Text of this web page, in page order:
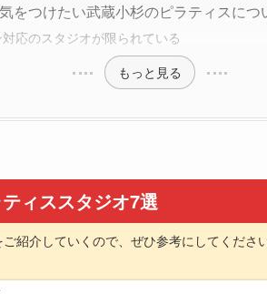
をつけたい武蔵小杉のピラティスにつ
応のスタジオが限られている
もっと見る
ィススタジオ7選
紹介していくので、ぜひ参考にしてください